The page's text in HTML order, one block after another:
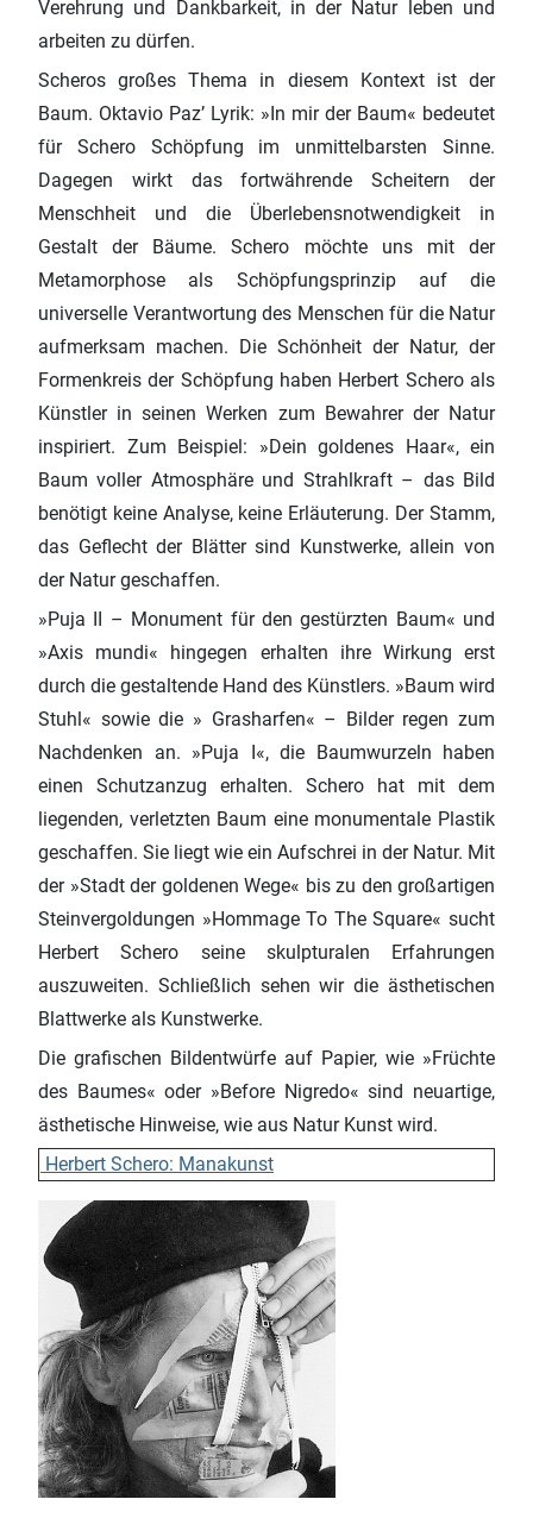
Verehrung und Dankbarkeit, in der Natur leben und
arbeiten zu dürfen.
Scheros großes Thema in diesem Kontext ist der
Baum. Oktavio Paz’ Lyrik: »In mir der Baum« bedeutet
für Schero Schöpfung im unmittelbarsten Sinne.
Dagegen wirkt das fortwährende Scheitern der
Menschheit und die Überlebensnotwendigkeit in
Gestalt der Bäume. Schero möchte uns mit der
Metamorphose als Schöpfungsprinzip auf die
universelle Verantwortung des Menschen für die Natur
aufmerksam machen. Die Schönheit der Natur, der
Formenkreis der Schöpfung haben Herbert Schero als
Künstler in seinen Werken zum Bewahrer der Natur
inspiriert. Zum Beispiel: »Dein goldenes Haar«, ein
Baum voller Atmosphäre und Strahlkraft – das Bild
benötigt keine Analyse, keine Erläuterung. Der Stamm,
das Geflecht der Blätter sind Kunstwerke, allein von
der Natur geschaffen.
»Puja II – Monument für den gestürzten Baum« und
»Axis mundi« hingegen erhalten ihre Wirkung erst
durch die gestaltende Hand des Künstlers. »Baum wird
Stuhl« sowie die » Grasharfen« – Bilder regen zum
Nachdenken an. »Puja I«, die Baumwurzeln haben
einen Schutzanzug erhalten. Schero hat mit dem
liegenden, verletzten Baum eine monumentale Plastik
geschaffen. Sie liegt wie ein Aufschrei in der Natur. Mit
der »Stadt der goldenen Wege« bis zu den großartigen
Steinvergoldungen »Hommage To The Square« sucht
Herbert Schero seine skulpturalen Erfahrungen
auszuweiten. Schließlich sehen wir die ästhetischen
Blattwerke als Kunstwerke.
Die grafischen Bildentwürfe auf Papier, wie »Früchte
des Baumes« oder »Before Nigredo« sind neuartige,
ästhetische Hinweise, wie aus Natur Kunst wird.
Herbert Schero: Manakunst